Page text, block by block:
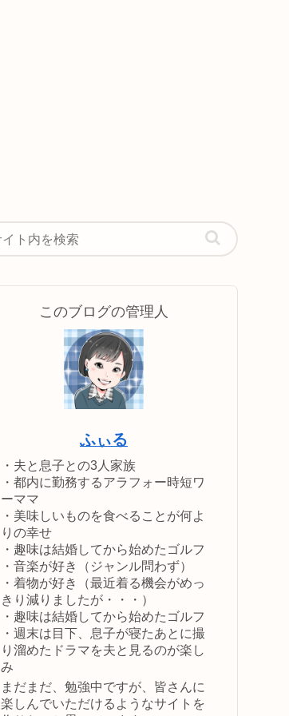
このブログの管理人
ふぃる
・夫と息子との3人家族
・都内に勤務するアラフォー時短ワ
ーママ
・美味しいものを食べることが何よ
りの幸せ
・趣味は結婚してから始めたゴルフ
・音楽が好き（ジャンル問わず）
・着物が好き（最近着る機会がめっ
きり減りましたが・・・）
・趣味は結婚してから始めたゴルフ
・週末は目下、息子が寝たあとに撮
り溜めたドラマを夫と見るのが楽し
み
まだまだ、勉強中ですが、皆さんに
楽しんでいただけるようなサイトを